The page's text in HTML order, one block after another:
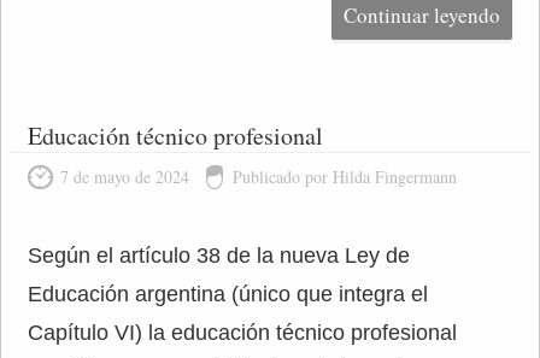
Continuar leyendo
Educación técnico profesional
7 de mayo de 2024 Publicado por Hilda Fingermann
Según el artículo 38 de la nueva Ley de
Educación argentina (único que integra el
Capítulo VI) la educación técnico profesional